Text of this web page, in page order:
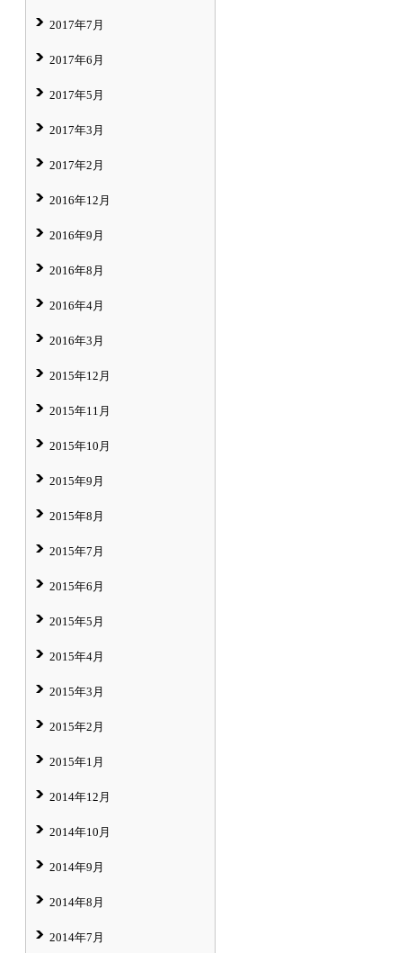
2017年7月
2017年6月
2017年5月
2017年3月
2017年2月
2016年12月
2016年9月
2016年8月
2016年4月
2016年3月
2015年12月
2015年11月
2015年10月
2015年9月
2015年8月
2015年7月
2015年6月
2015年5月
2015年4月
2015年3月
2015年2月
2015年1月
2014年12月
2014年10月
2014年9月
2014年8月
2014年7月